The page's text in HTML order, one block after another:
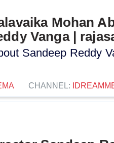
Mohan
Vanga |
Sandeep Reddy
CHANNEL: